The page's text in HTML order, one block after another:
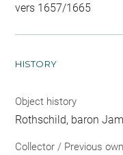
vers 1657/1665
HISTORY
Object history
Rothschild, baron
Collector / Previous